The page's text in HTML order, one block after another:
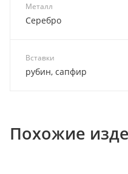
Металл
Серебро
Вставки
рубин, сапфир
Похожие